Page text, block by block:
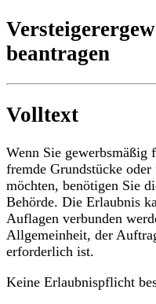
beantragen
Volltext
Wenn Sie gewerbsmäßig
fremde Grundstücke
möchten, benötigen Sie
Behörde. Die Erlaubnis
Auflagen verbunden
Allgemeinheit, der
erforderlich ist.
Keine Erlaubnispflicht